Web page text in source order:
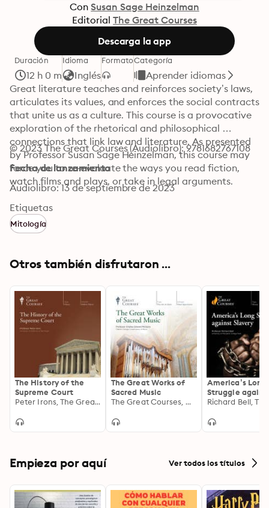
Con Susan Sage Heinzelman
Editorial The Great Courses
Descarga la app
Duración
12 h 0 m
Idioma
Inglés
FormatoCategoría
Aprender idiomas
Great literature teaches and reinforces society’s laws,
articulates its values, and enforces the social contracts
that unite us as a culture. This course is a provocative
exploration of the rhetorical and philosophical
connections that link law and literature. As presented
by Professor Susan Sage Heinzelman, this course may
force you to re-evaluate the ways you read fiction,
watch films and plays, or take in legal arguments.
© 2023 The Great Courses (Audiolibro): 9781682767108
Fecha de lanzamiento
Audiolibro: 13 de septiembre de 2023
Etiquetas
Mitología
Otros también disfrutaron ...
The History of the
Supreme Court
Peter Irons, The Great Courses
The Great Works of
Sacred Music
The Great Courses, Charles Edward McGuire
America’s Long
Struggle
Slavery
Empieza por aquí Ver todos los títulos